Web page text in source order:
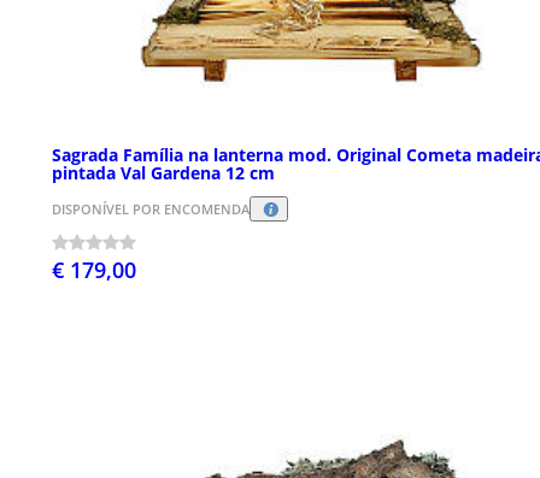
Sagrada Família na lanterna mod. Original Cometa
pintada Val Gardena 12 cm
DISPONÍVEL POR ENCOMENDA
€ 179,00